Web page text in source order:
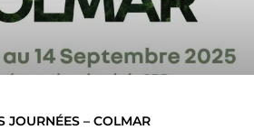
JOURNÉES – COLMAR